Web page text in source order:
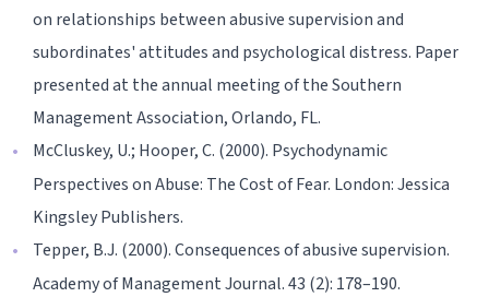
on relationships between abusive supervision and
subordinates' attitudes and psychological distress. Paper
presented at the annual meeting of the Southern
Management Association, Orlando, FL.
McCluskey, U.; Hooper, C. (2000). Psychodynamic
Perspectives on Abuse: The Cost of Fear. London: Jessica
Kingsley Publishers.
Tepper, B.J. (2000). Consequences of abusive supervision.
Academy of Management Journal. 43 (2): 178–190.